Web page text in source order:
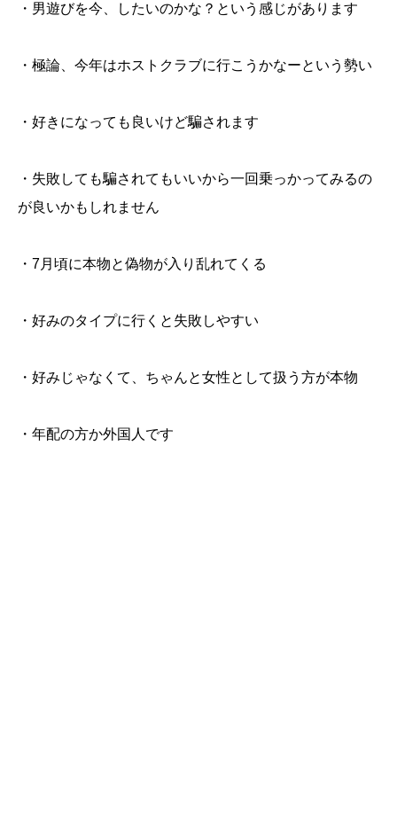
・男遊びを今、したいのかな？という感じがあります
・極論、今年はホストクラブに行こうかなーという勢い
・好きになっても良いけど騙されます
・失敗しても騙されてもいいから一回乗っかってみるの
が良いかもしれません
・7月頃に本物と偽物が入り乱れてくる
・好みのタイプに行くと失敗しやすい
・好みじゃなくて、ちゃんと女性として扱う方が本物
・年配の方か外国人です